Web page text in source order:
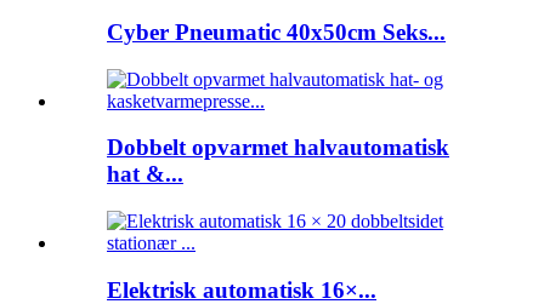
Cyber ​​Pneumatic 40x50cm Seks...
Dobbelt opvarmet halvautomatisk
hat &...
Elektrisk automatisk 16×...